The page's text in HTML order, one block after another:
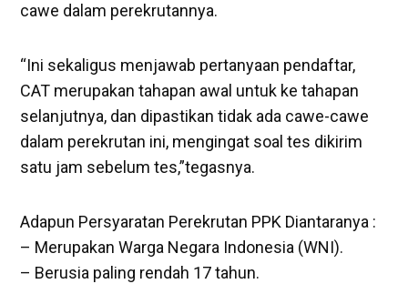
cawe dalam perekrutannya.
“Ini sekaligus menjawab pertanyaan pendaftar,
CAT merupakan tahapan awal untuk ke tahapan
selanjutnya, dan dipastikan tidak ada cawe-cawe
dalam perekrutan ini, mengingat soal tes dikirim
satu jam sebelum tes,”tegasnya.
Adapun Persyaratan Perekrutan PPK Diantaranya :
– Merupakan Warga Negara Indonesia (WNI).
– Berusia paling rendah 17 tahun.